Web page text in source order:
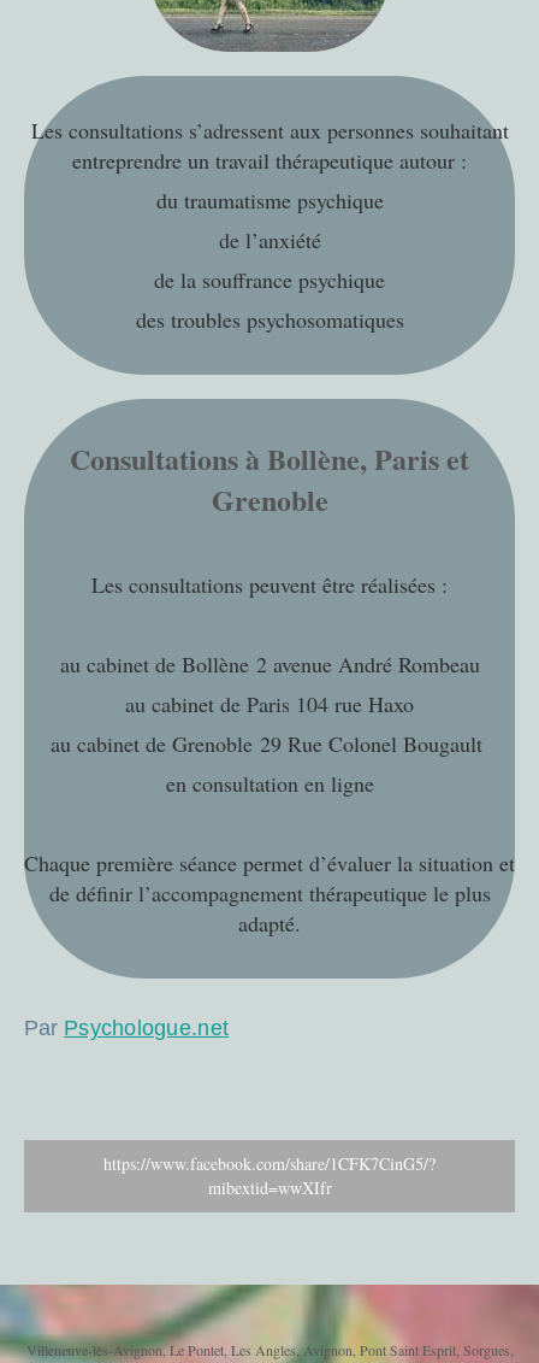
Les consultations s’adressent aux personnes souhaitant
entreprendre un travail thérapeutique autour :
du traumatisme psychique
de l’anxiété
de la souffrance psychique
des troubles psychosomatiques
Consultations à Bollène, Paris et
Grenoble
Les consultations peuvent être réalisées :
au cabinet de Bollène 2 avenue André Rombeau
au cabinet de Paris 104 rue Haxo
au cabinet de Grenoble 29 Rue Colonel Bougault
en consultation en ligne
Chaque première séance permet d’évaluer la situation et
de définir l’accompagnement thérapeutique le plus
adapté.
Par Psychologue.net
https://www.facebook.com/share/1CFK7CinG5/?
mibextid=wwXIfr
Villeneuve-lès-Avignon, Le Pontet, Les Angles, Avignon, Pont Saint Esprit, Sorgues,